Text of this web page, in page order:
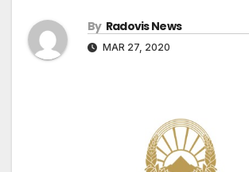
By Radovis News
MAR 27, 2020